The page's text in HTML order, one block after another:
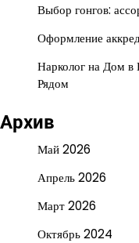
Выбор гонгов:
Оформление
Нарколог на Дом в
Рядом
Архив
Май 2026
Апрель 2026
Март 2026
Октябрь 2024